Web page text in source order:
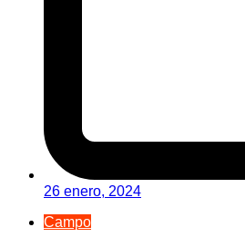
26 enero, 2024
Campo